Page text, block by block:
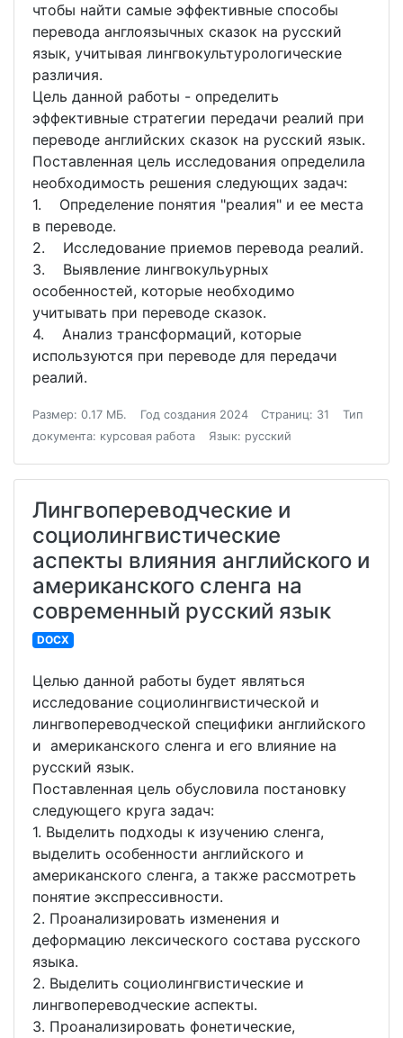
чтобы найти самые эффективные способы
перевода англоязычных сказок на русский
язык, учитывая лингвокультурологические
различия.
Цель данной работы - определить
эффективные стратегии передачи реалий при
переводе английских сказок на русский язык.
Поставленная цель исследования определила
необходимость решения следующих задач:
1. Определение понятия "реалия" и ее места
в переводе.
2. Исследование приемов перевода реалий.
3. Выявление лингвокульурных
особенностей, которые необходимо
учитывать при переводе сказок.
4. Анализ трансформаций, которые
используются при переводе для передачи
реалий.
Размер: 0.17 МБ. Год создания 2024 Страниц: 31
Тип
документа: курсовая работа
Язык: русский
Лингвопереводческие и
социолингвистические
аспекты влияния английского и
американского сленга на
современный русский язык
DOCX
Целью данной работы будет являться
исследование социолингвистической и
лингвопереводческой специфики английского
и американского сленга и его влияние на
русский язык.
Поставленная цель обусловила постановку
следующего круга задач:
1. Выделить подходы к изучению сленга,
выделить особенности английского и
американского сленга, а также рассмотреть
понятие экспрессивности.
2. Проанализировать изменения и
деформацию лексического состава русского
языка.
2. Выделить социолингвистические и
лингвопереводческие аспекты.
3. Проанализировать фонетические,